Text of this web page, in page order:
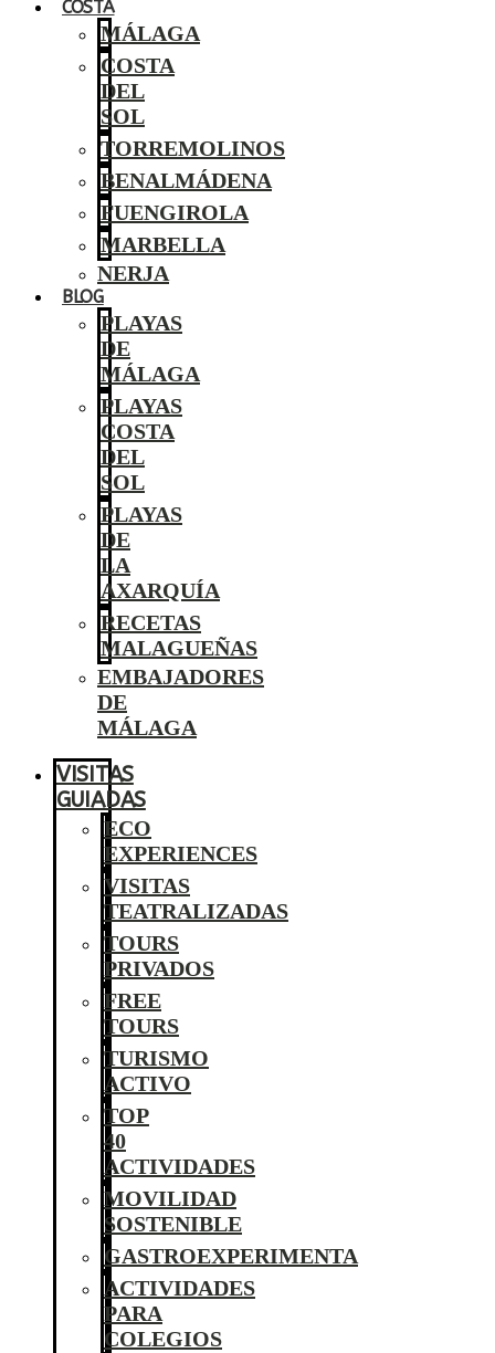
COSTA
MÁLAGA
COSTA
DEL
SOL
TORREMOLINOS
BENALMÁDENA
FUENGIROLA
MARBELLA
NERJA
BLOG
PLAYAS
DE
MÁLAGA
PLAYAS
COSTA
DEL
SOL
PLAYAS
DE
LA
AXARQUÍA
RECETAS
MALAGUEÑAS
EMBAJADORES
DE
MÁLAGA
VISITAS
GUIADAS
ECO
EXPERIENCES
VISITAS
TEATRALIZADAS
TOURS
PRIVADOS
FREE
TOURS
TURISMO
ACTIVO
TOP
40
ACTIVIDADES
MOVILIDAD
SOSTENIBLE
GASTROEXPERIMENTA
ACTIVIDADES
PARA
COLEGIOS